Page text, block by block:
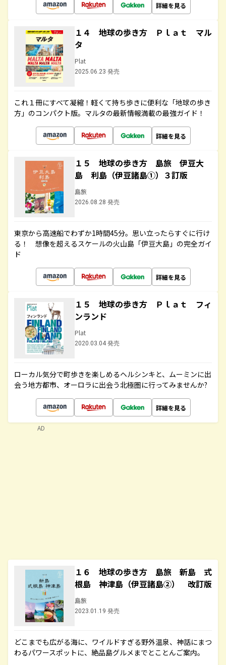
詳細を見る
１４ 地球の歩き方 Ｐｌａｔ マル
タ
Plat
2025.06.23 発売
これ１冊にすべて凝縮！軽くて持ち歩きに便利な「地球の歩き
方」のコンパクト版。マルタの最新情報満載の最強ガイド！
詳細を見る
１５ 地球の歩き方 島旅 伊豆大
島 利島（伊豆諸島①）３訂版
島旅
2026.08.28 発売
東京から高速船でわずか1時間45分。思い立ったらすぐに行け
る！ 想像を超えるスケールの火山島「伊豆大島」の完全ガイ
ド
詳細を見る
１５ 地球の歩き方 Ｐｌａｔ フィ
ンランド
Plat
2020.03.04 発売
ローカル気分で町歩きを楽しめるヘルシンキと、ムーミンに出
会う地方都市、オーロラに出会う北極圏に行ってみませんか?
詳細を見る
１６ 地球の歩き方 島旅 新島 式
根島 神津島（伊豆諸島②） 改訂版
島旅
2023.01.19 発売
どこまでも広がる海に、ワイルドすぎる野外温泉、神話にまつ
わるパワースポットに、絶品島グルメまでとことんご案内。
AD